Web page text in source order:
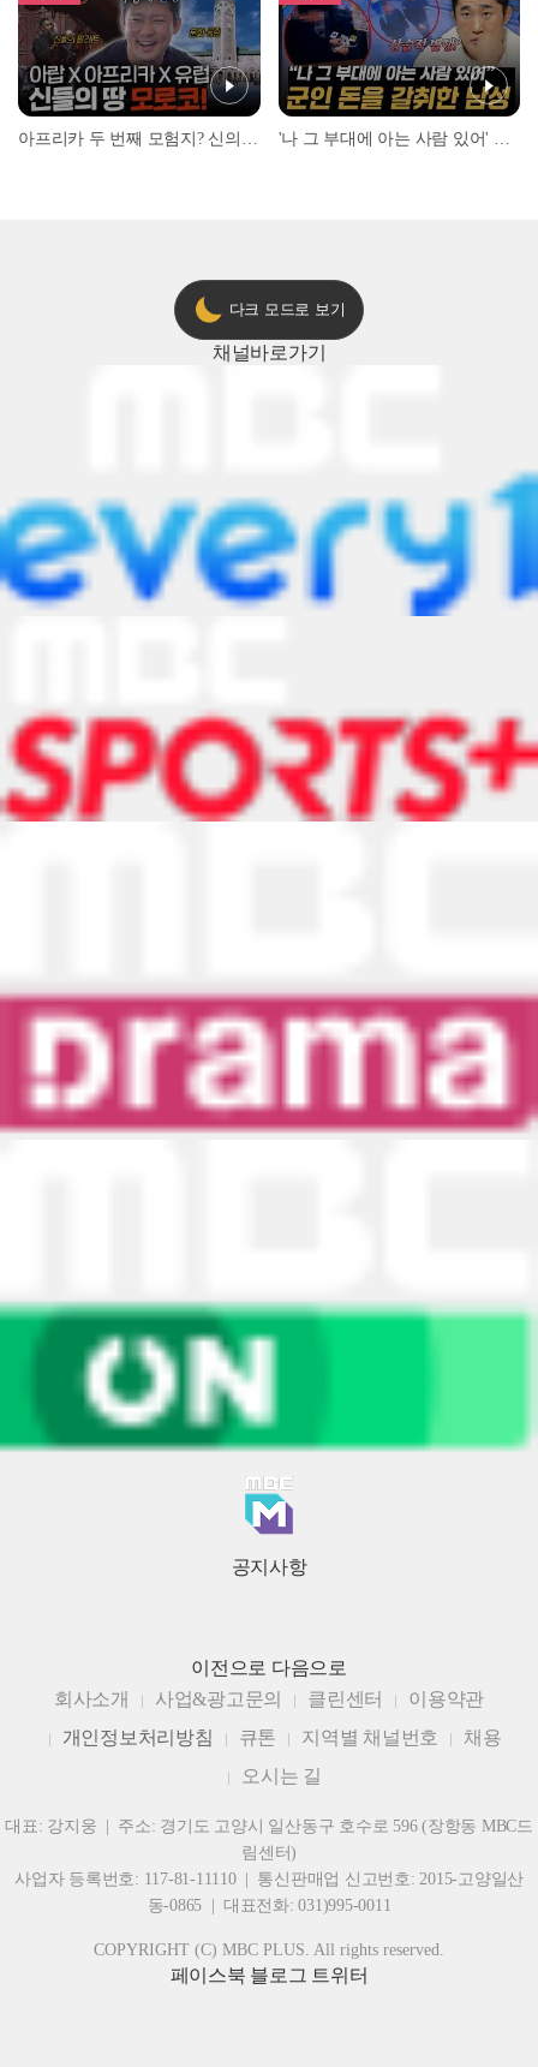
다크 모드로 보기
채널바로가기
공지사항
이전으로 다음으로
회사소개
사업&광고문의 클린센터
이용약관
개인정보처리방침
큐톤 지역별 채널번호
채용
오시는 길
대표: 강지웅 | 주소: 경기도 고양시 일산동구 호수로 596 (장항동 MBC드
림센터)
사업자 등록번호: 117-81-11110 | 통신판매업 신고번호: 2015-고양일산
동-0865 | 대표전화: 031)995-0011
COPYRIGHT (C) MBC PLUS. All rights reserved.
페이스북 블로그 트위터